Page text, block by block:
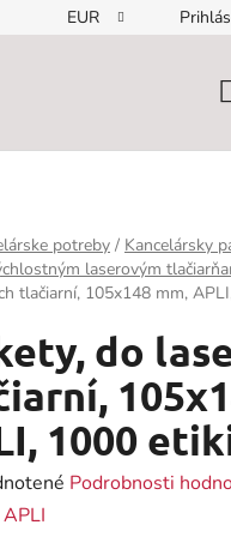
EUR
potreby / Kancelársky
laserovým
tlačiarní, 105x148 mm,
do
1000
Podrobnosti
APLI